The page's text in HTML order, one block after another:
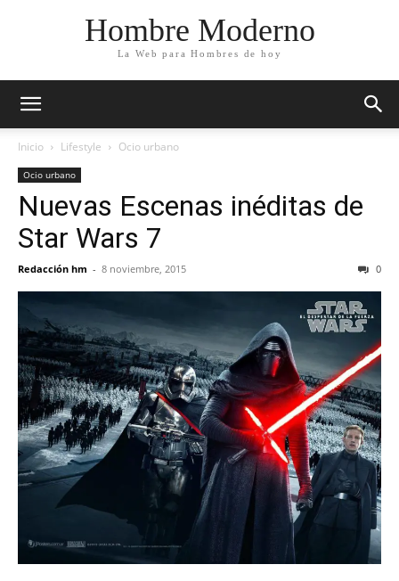
Hombre Moderno
La Web para Hombres de hoy
Inicio Lifestyle Ocio urbano
Ocio urbano
Nuevas Escenas inéditas de
Star Wars 7
Redacción hm - 8 noviembre, 2015 0